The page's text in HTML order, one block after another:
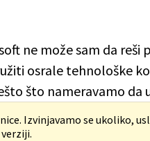
ne može sam da reši
osrale tehnološke
što nameravamo da
Izvinjavamo se ukoliko,